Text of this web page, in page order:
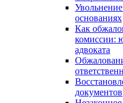
основаниях
Как
комиссии:
адвоката
документов